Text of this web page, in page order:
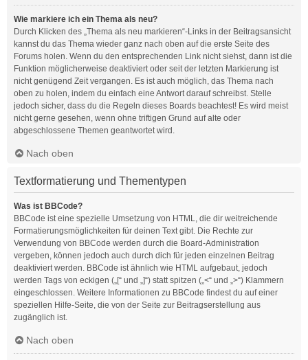
Wie markiere ich ein Thema als neu?
Durch Klicken des „Thema als neu markieren“-Links in der Beitragsansicht
kannst du das Thema wieder ganz nach oben auf die erste Seite des
Forums holen. Wenn du den entsprechenden Link nicht siehst, dann ist die
Funktion möglicherweise deaktiviert oder seit der letzten Markierung ist
nicht genügend Zeit vergangen. Es ist auch möglich, das Thema nach
oben zu holen, indem du einfach eine Antwort darauf schreibst. Stelle
jedoch sicher, dass du die Regeln dieses Boards beachtest! Es wird meist
nicht gerne gesehen, wenn ohne triftigen Grund auf alte oder
abgeschlossene Themen geantwortet wird.
Nach oben
Textformatierung und Thementypen
Was ist BBCode?
BBCode ist eine spezielle Umsetzung von HTML, die dir weitreichende
Formatierungsmöglichkeiten für deinen Text gibt. Die Rechte zur
Verwendung von BBCode werden durch die Board-Administration
vergeben, können jedoch auch durch dich für jeden einzelnen Beitrag
deaktiviert werden. BBCode ist ähnlich wie HTML aufgebaut, jedoch
werden Tags von eckigen („[“ und „]“) statt spitzen („<“ und „>“) Klammern
eingeschlossen. Weitere Informationen zu BBCode findest du auf einer
speziellen Hilfe-Seite, die von der Seite zur Beitragserstellung aus
zugänglich ist.
Nach oben